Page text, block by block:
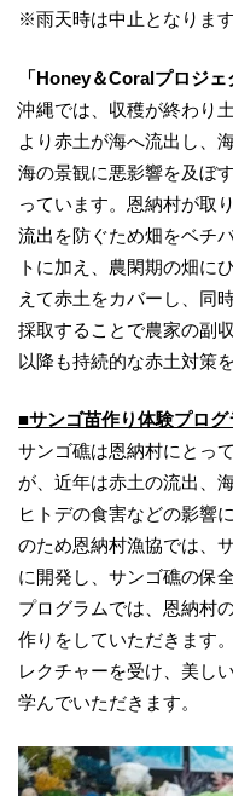
※雨天時は中止となります
「Honey＆Coralプロジ
沖縄では、収穫が終わり
より赤土が海へ流出し、
海の景観に悪影響を及ぼ
っています。恩納村が取
流出を防ぐため畑をベチ
トに加え、農閑期の畑に
えて赤土をカバーし、同
採取することで農家の副
以降も持続的な赤土対策
■サンゴ苗作り体験プログ
サンゴ礁は恩納村にとっ
が、近年は赤土の流出、
ヒトデの食害などの影響
のため恩納村漁協では、
に開発し、サンゴ礁の保
プログラムでは、恩納村
作りをしていただきます
レクチャーを受け、美し
学んでいただきます。